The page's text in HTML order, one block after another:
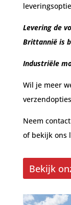
Levering de
Brittannië is
Industriële
Wil je meer
Neem
of bekijk ons
Bekijk